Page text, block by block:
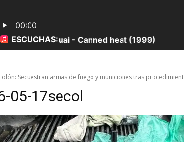
Secuestran armas de fuego y municiones tras
05-17secol